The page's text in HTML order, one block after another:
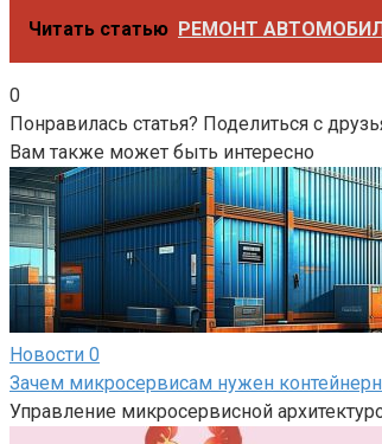
Читать статью РЕМОНТ
0
Понравилась статья? Поделиться с
Вам также может быть интересно
Новости 0
Зачем микросервисам нужен
Управление микросервисной